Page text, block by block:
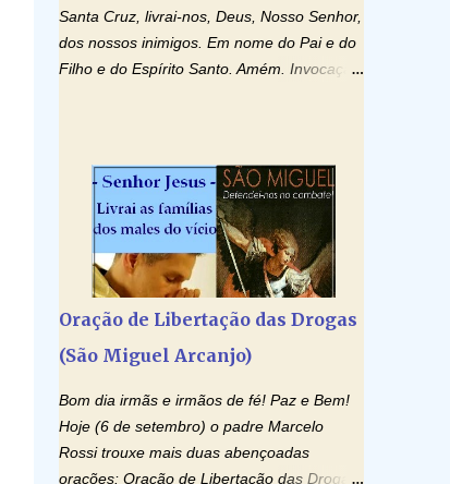
Santa Cruz, livrai-nos, Deus, Nosso Senhor,
dos nossos inimigos. Em nome do Pai e do
Filho e do Espírito Santo. Amém. Invocação
o vosso Espírito e tudo será criado. E
renovareis a face da terra. Oremos: Ó
Deus, que instruístes os corações dos
vossos fiéis com a luz do Espírito Santo,
fazei que apreciemos retamente todas as
gozemos sempre da sua consolação. Por
Cristo, Senhor Nosso. Amém. Creio: Creio
céu e da terra; e em Jesus Cristo, seu único
Filho, nosso Senhor; que foi concebido pelo
poder do Espí­rito Santo; nasceu da Virgem
Oração de Libertação das Drogas
(São Miguel Arcanjo)
Bom dia irmãs e irmãos de fé! Paz e Bem!
Hoje (6 de setembro) o padre Marcelo
Rossi trouxe mais duas abençoadas
orações: Oração de Libertação das Drogas